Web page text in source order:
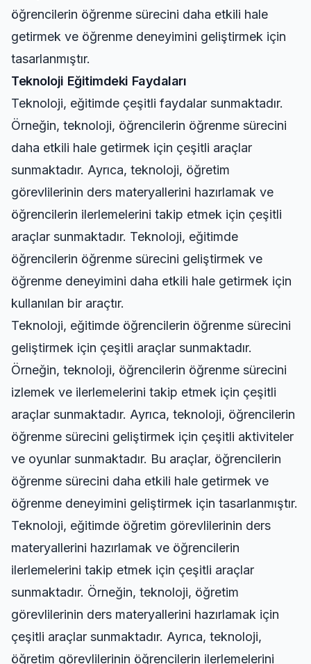
öğrencilerin öğrenme sürecini daha etkili hale
getirmek ve öğrenme deneyimini geliştirmek için
tasarlanmıştır.
Teknoloji Eğitimdeki Faydaları
Teknoloji, eğitimde çeşitli faydalar sunmaktadır.
Örneğin, teknoloji, öğrencilerin öğrenme sürecini
daha etkili hale getirmek için çeşitli araçlar
sunmaktadır. Ayrıca, teknoloji, öğretim
görevlilerinin ders materyallerini hazırlamak ve
öğrencilerin ilerlemelerini takip etmek için çeşitli
araçlar sunmaktadır. Teknoloji, eğitimde
öğrencilerin öğrenme sürecini geliştirmek ve
öğrenme deneyimini daha etkili hale getirmek için
kullanılan bir araçtır.
Teknoloji, eğitimde öğrencilerin öğrenme sürecini
geliştirmek için çeşitli araçlar sunmaktadır.
Örneğin, teknoloji, öğrencilerin öğrenme sürecini
izlemek ve ilerlemelerini takip etmek için çeşitli
araçlar sunmaktadır. Ayrıca, teknoloji, öğrencilerin
öğrenme sürecini geliştirmek için çeşitli aktiviteler
ve oyunlar sunmaktadır. Bu araçlar, öğrencilerin
öğrenme sürecini daha etkili hale getirmek ve
öğrenme deneyimini geliştirmek için tasarlanmıştır.
Teknoloji, eğitimde öğretim görevlilerinin ders
materyallerini hazırlamak ve öğrencilerin
ilerlemelerini takip etmek için çeşitli araçlar
sunmaktadır. Örneğin, teknoloji, öğretim
görevlilerinin ders materyallerini hazırlamak için
çeşitli araçlar sunmaktadır. Ayrıca, teknoloji,
öğretim görevlilerinin öğrencilerin ilerlemelerini